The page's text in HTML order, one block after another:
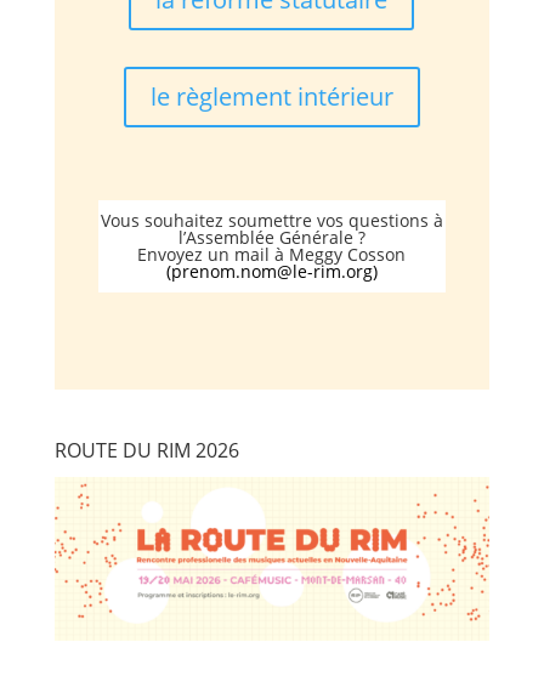
le règlement intérieur
Vous souhaitez soumettre vos questions à
l’Assemblée Générale ?
Envoyez un mail à Meggy Cosson
(prenom.nom@le-rim.org)
ROUTE DU RIM 2026